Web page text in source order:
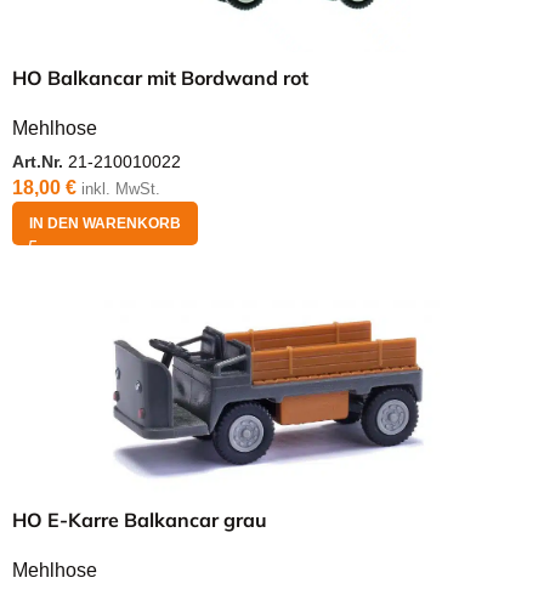
HO Balkancar mit Bordwand rot
Mehlhose
Art.Nr. 21-210010022
18,00 € inkl. MwSt.
IN DEN WARENKORB
HO E-Karre Balkancar grau
Mehlhose